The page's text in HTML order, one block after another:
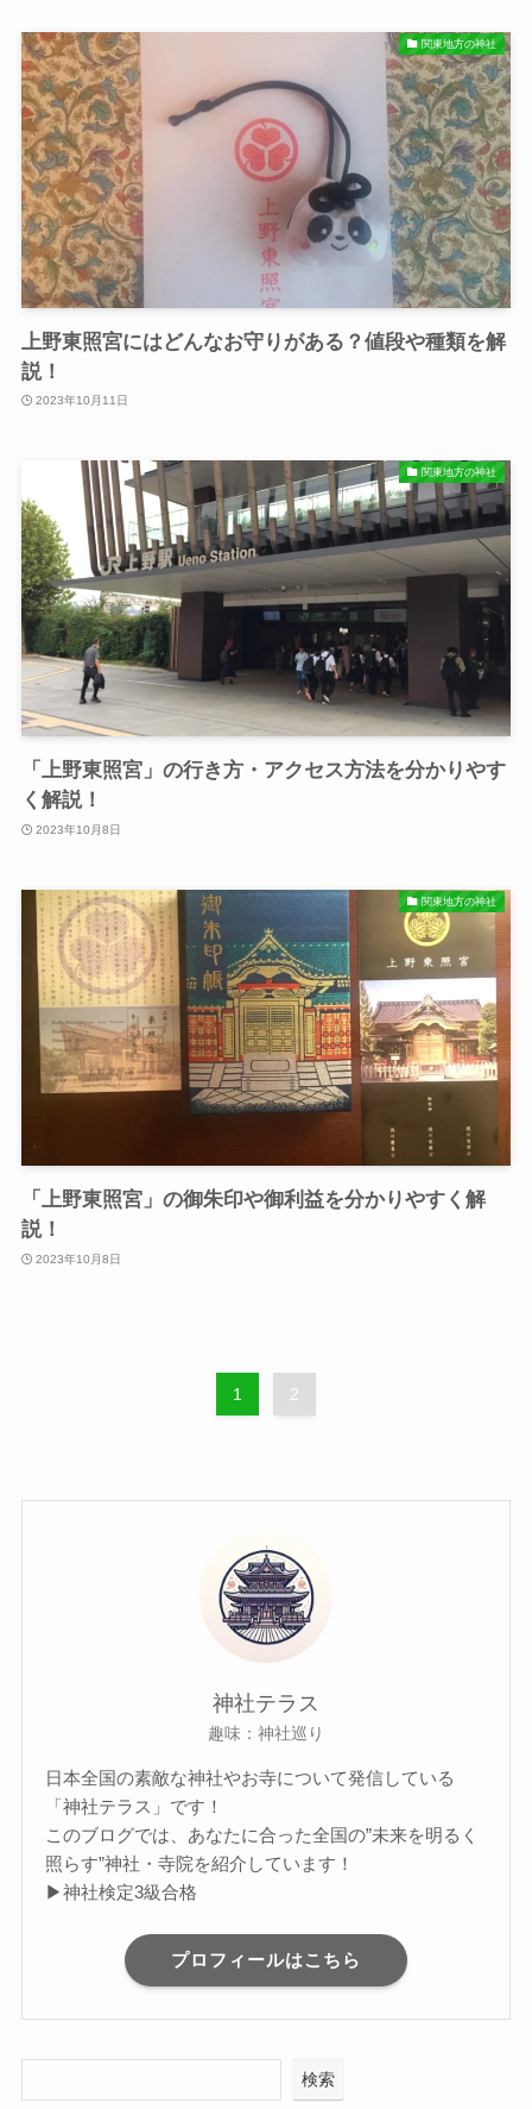
関東地方の神社
上野東照宮にはどんなお守りがある？値段や種類を解
説！
2023年10月11日
関東地方の神社
「上野東照宮」の行き方・アクセス方法を分かりやす
く解説！
2023年10月8日
関東地方の神社
「上野東照宮」の御朱印や御利益を分かりやすく解
説！
2023年10月8日
1 2
神社テラス
趣味：神社巡り
日本全国の素敵な神社やお寺について発信している
「神社テラス」です！
このブログでは、あなたに合った全国の”未来を明るく
照らす”神社・寺院を紹介しています！
▶神社検定3級合格
プロフィールはこちら
検索